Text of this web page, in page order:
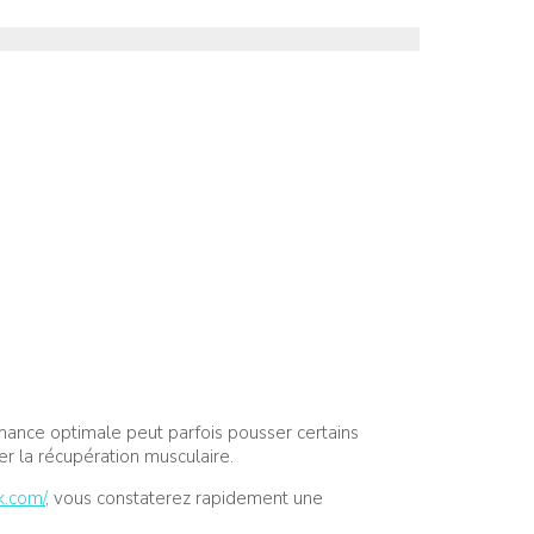
optimale peut parfois pousser certains
la récupération musculaire.
, vous constaterez rapidement une